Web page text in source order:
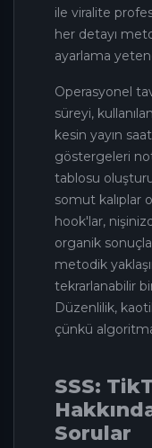
ile viralite
her detayı
ayarlama
Operasyonel
süreyi,
kesin yayın
göstergeleri
tablosu
somut kalıplar
hook'lar,
organik
metodik
tekrarlanabilir
Düzenlilik,
çünkü
SSS:
Sorular